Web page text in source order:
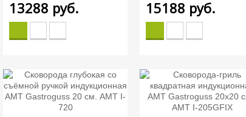
13288 руб. 15188 руб.